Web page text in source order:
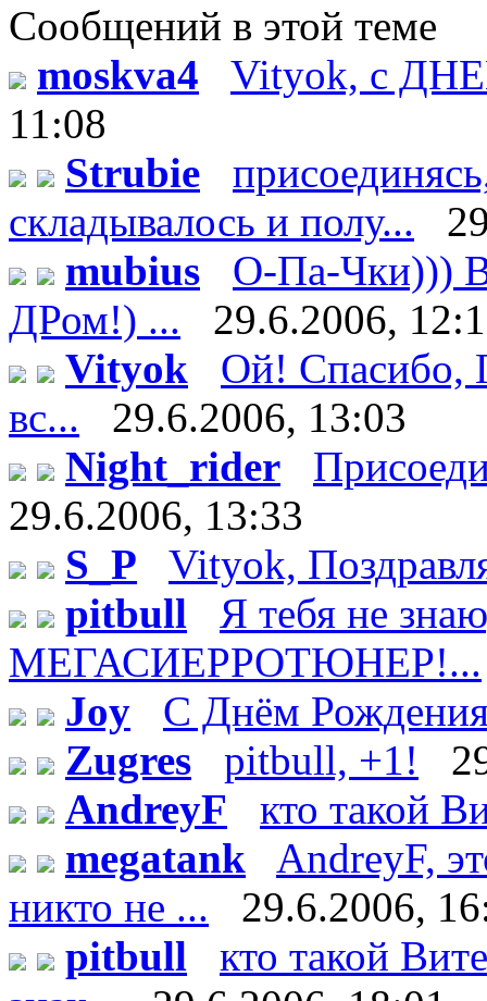
Сообщений в этой теме
moskva4
Vityok, с
11:08
Strubie
складывалось и полу...
mubius
О-Па-Чки)))
ДРом!) ...
29.6.2006,
Vityok
Ой! Спасибо,
вс...
29.6.2006, 13:03
Night_rider
29.6.2006, 13:33
S_P
Vityok,
pitbull
Я тебя не
МЕГАСИЕРРОТЮНЕР!...
Joy
С Днём
Zugres
pitbull, +1!
AndreyF
кто такой
megatank
AndreyF,
никто не ...
29.6.2006,
pitbull
кто такой